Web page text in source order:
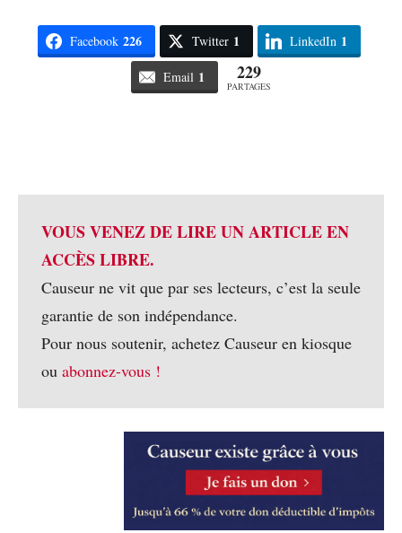
Facebook 226 Twitter 1 LinkedIn 1
Email 1 229
PARTAGES
VOUS VENEZ DE LIRE UN ARTICLE EN
ACCÈS LIBRE.
Causeur ne vit que par ses lecteurs, c’est la seule
garantie de son indépendance.
Pour nous soutenir, achetez Causeur en kiosque
ou abonnez-vous !